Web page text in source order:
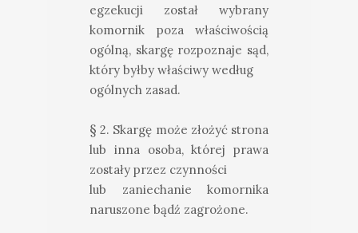
egzekucji został wybrany
komornik poza właściwością
ogólną, skargę rozpoznaje sąd,
który byłby właściwy według
ogólnych zasad.
§ 2. Skargę może złożyć strona
lub inna osoba, której prawa
zostały przez czynności
lub zaniechanie komornika
naruszone bądź zagrożone.